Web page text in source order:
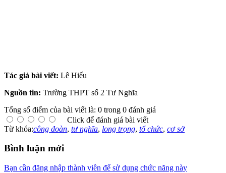
Tác giả bài viết: Lê Hiếu
Nguồn tin: Trường THPT số 2 Tư Nghĩa
Tổng số điểm của bài viết là: 0 trong 0 đánh giá
Click để đánh giá bài viết
Từ khóa:công đoàn, tư nghĩa, long trọng, tổ chức, cơ sở
Bình luận mới
Bạn cần đăng nhập thành viên để sử dụng chức năng này